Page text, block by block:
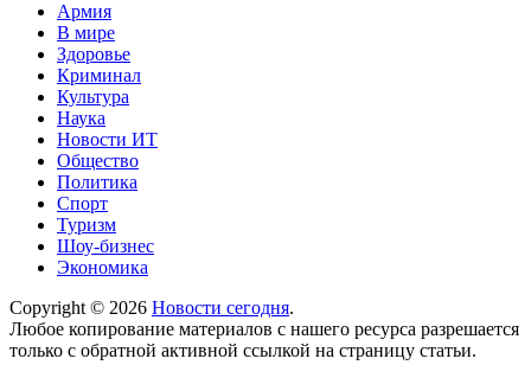
Армия
В мире
Здоровье
Криминал
Культура
Наука
Новости ИТ
Общество
Политика
Спорт
Туризм
Шоу-бизнес
Экономика
Copyright © 2026 Новости сегодня.
Любое копирование материалов с нашего ресурса разрешается
только с обратной активной ссылкой на страницу статьи.